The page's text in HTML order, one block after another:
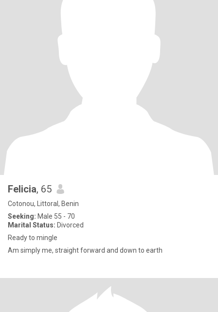
Felicia, 65
Cotonou, Littoral, Benin
Seeking: Male 55 - 70
Marital Status: Divorced
Ready to mingle
Am simply me, straight forward and down to earth